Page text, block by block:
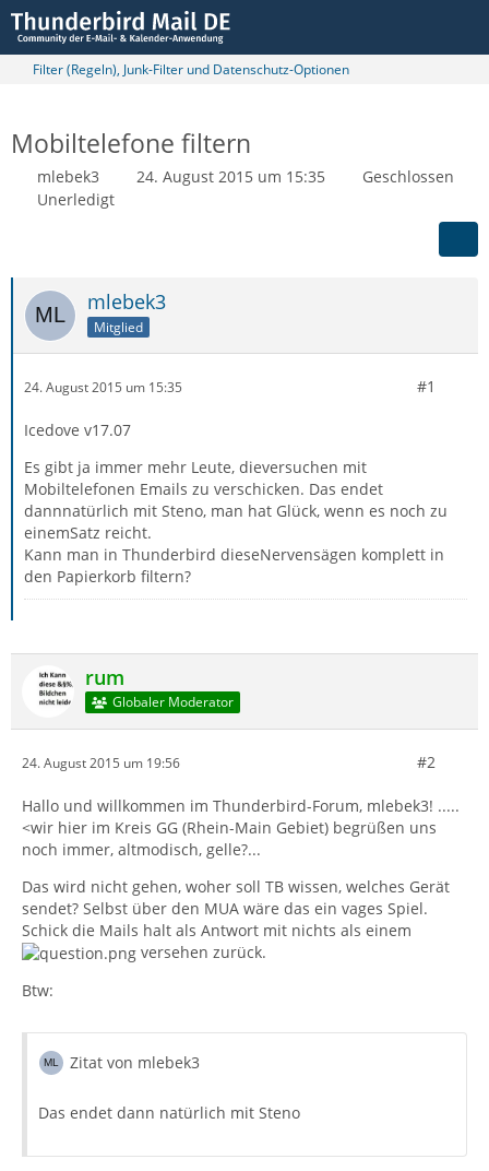
Filter (Regeln), Junk-Filter und Datenschutz-Optionen
Mobiltelefone filtern
mlebek3 24. August 2015 um 15:35
Geschlossen
Unerledigt
mlebek3
Mitglied
24. August 2015 um 15:35 #1
Icedove v17.07
Es gibt ja immer mehr Leute, dieversuchen mit
Mobiltelefonen Emails zu verschicken. Das endet
dannnatürlich mit Steno, man hat Glück, wenn es noch zu
einemSatz reicht.
Kann man in Thunderbird dieseNervensägen komplett in
den Papierkorb filtern?
rum
Globaler Moderator
24. August 2015 um 19:56 #2
Hallo und willkommen im Thunderbird-Forum, mlebek3! .....
<wir hier im Kreis GG (Rhein-Main Gebiet) begrüßen uns
noch immer, altmodisch, gelle?...
Das wird nicht gehen, woher soll TB wissen, welches Gerät
sendet? Selbst über den MUA wäre das ein vages Spiel.
Schick die Mails halt als Antwort mit nichts als einem
versehen zurück.
Btw:
Zitat von mlebek3
Das endet dann natürlich mit Steno